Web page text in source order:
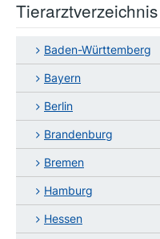
Baden-Württemberg
Bayern
Berlin
Brandenburg
Bremen
Hamburg
Hessen